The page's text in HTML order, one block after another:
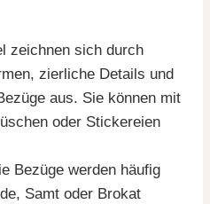
zeichnen sich durch
zierliche Details und
aus. Sie können mit
oder Stickereien
Bezüge werden häufig
Samt oder Brokat